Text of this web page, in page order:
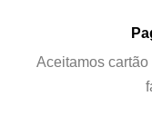
Aceitamos